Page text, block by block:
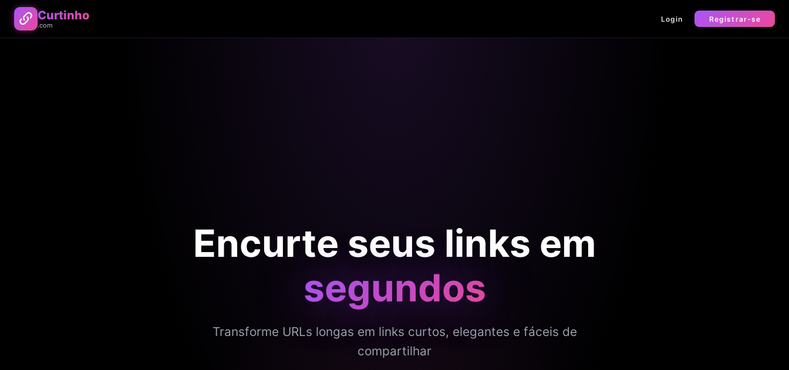
Curtinho
.com
Login Registrar-se
Encurte seus links em
segundos
Transforme URLs longas em links curtos, elegantes e fáceis de
compartilhar